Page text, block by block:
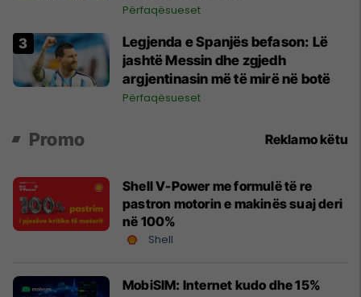
Përfaqësueset
Legjenda e Spanjës befason: Lë
jashtë Messin dhe zgjedh
argjentinasin më të mirë në botë
Përfaqësueset
Promo Reklamo këtu
Shell V-Power me formulë të re
pastron motorin e makinës suaj deri
në 100%
Shell
MobiSIM: Internet kudo dhe 15%